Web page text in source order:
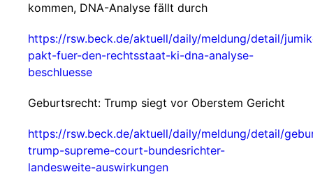
kommen, DNA-Analyse fällt durch
https://rsw.beck.de/aktuell/daily/meldung/detail/
pakt-fuer-den-rechtsstaat-ki-dna-analyse-
beschluesse
Geburtsrecht: Trump siegt vor Oberstem Gericht
https://rsw.beck.de/aktuell/daily/meldung/detail/
trump-supreme-court-bundesrichter-
landesweite-auswirkungen